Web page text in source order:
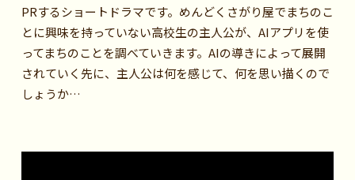
PRするショートドラマです。めんどくさがり屋でまちのこ
とに興味を持っていない高校生の主人公が、AIアプリを使
ってまちのことを調べていきます。AIの導きによって展開
されていく先に、主人公は何を感じて、何を思い描くので
しょうか…